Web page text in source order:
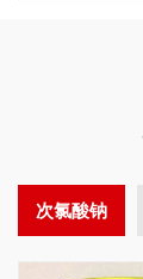
次氯酸钠